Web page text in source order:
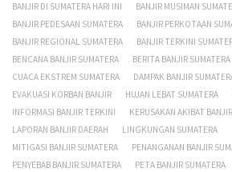
BANJIR DI SUMATERA HARI INI
BANJIR MUSIMAN
BANJIR PEDESAAN SUMATERA
BANJIR PERKOTAAN
BANJIR REGIONAL SUMATERA
BANJIR TERKINI
BENCANA BANJIR SUMATERA
BERITA BANJIR SUMATERA
CUACA EKSTREM SUMATERA
DAMPAK BANJIR
EVAKUASI KORBAN BANJIR
HUJAN LEBAT SUMATERA
INFORMASI BANJIR TERKINI
KERUSAKAN AKIBAT BANJIR
LAPORAN BANJIR DAERAH
LINGKUNGAN SUMATERA
MITIGASI BANJIR SUMATERA
PENANGANAN BANJIR
PENYEBAB BANJIR SUMATERA
PETA BANJIR SUMATERA